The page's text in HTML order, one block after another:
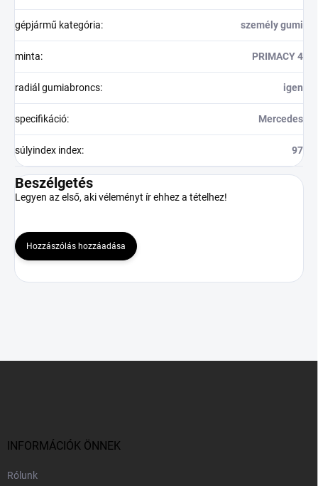
gépjármű kategória: személy gumi
minta: PRIMACY 4
radiál gumiabroncs: igen
specifikáció: Mercedes
súlyindex index: 97
Beszélgetés
Legyen az első, aki véleményt ír ehhez a tételhez!
Hozzászólás hozzáadása
INFORMÁCIÓK ÖNNEK
Rólunk